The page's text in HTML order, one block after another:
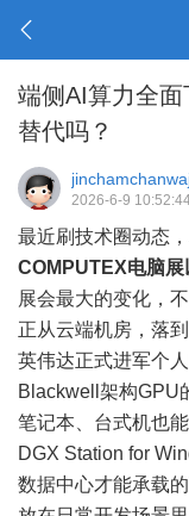
端侧AI算力全
替代吗？
2026-6-9
最近刷技术圈动态
COMPUTEX电脑
展会最大的变化，
正从云端机房，落
英伟达正式进军个
Blackwell架构GPU
笔记本、台式机也
DGX Station for
数据中心才能承载